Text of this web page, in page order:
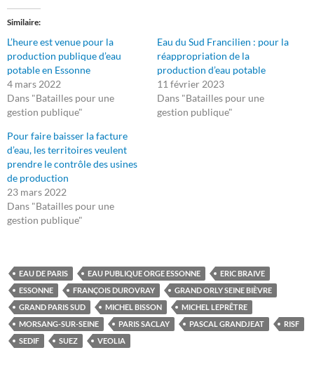
Similaire
L’heure est venue pour la
production publique d’eau
potable en Essonne
4 mars 2022
Dans "Batailles pour une
gestion publique"
Eau du Sud Francilien : pour la
réappropriation de la
production d’eau potable
11 février 2023
Dans "Batailles pour une
gestion publique"
Pour faire baisser la facture
d’eau, les territoires veulent
prendre le contrôle des usines
de production
23 mars 2022
Dans "Batailles pour une
gestion publique"
EAU DE PARIS EAU PUBLIQUE ORGE ESSONNE
ERIC BRAIVE
ESSONNE
FRANÇOIS DUROVRAY
GRAND ORLY SEINE BIÈVRE
GRAND PARIS SUD
MICHEL BISSON
MICHEL LEPRÊTRE
MORSANG-SUR-SEINE
PARIS SACLAY PASCAL GRANDJEAT
RISF
SEDIF
SUEZ VEOLIA